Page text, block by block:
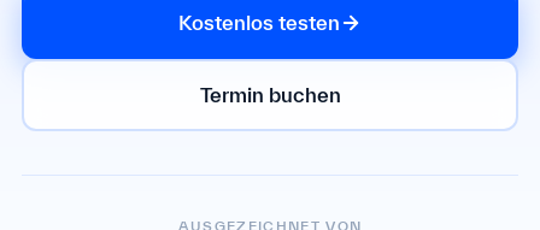
Kostenlos testen
Termin buchen
AUSGEZEICHNET VON